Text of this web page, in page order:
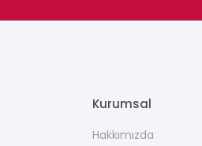
Kurumsal
Hakkımızda